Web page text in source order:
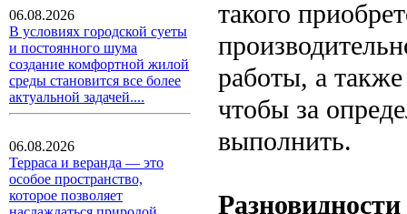
06.08.2026
В условиях городской суеты
и постоянного шума
создание комфортной жилой
среды становится все более
актуальной задачей....
06.08.2026
Терраса и веранда — это
особое пространство,
которое позволяет
такого
работы, а
чтобы за
выполнить.
Разновидности